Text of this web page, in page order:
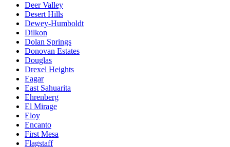
Deer Valley
Desert Hills
Dewey-Humboldt
Dilkon
Dolan Springs
Donovan Estates
Douglas
Drexel Heights
Eagar
East Sahuarita
Ehrenberg
El Mirage
Eloy
Encanto
First Mesa
Flagstaff